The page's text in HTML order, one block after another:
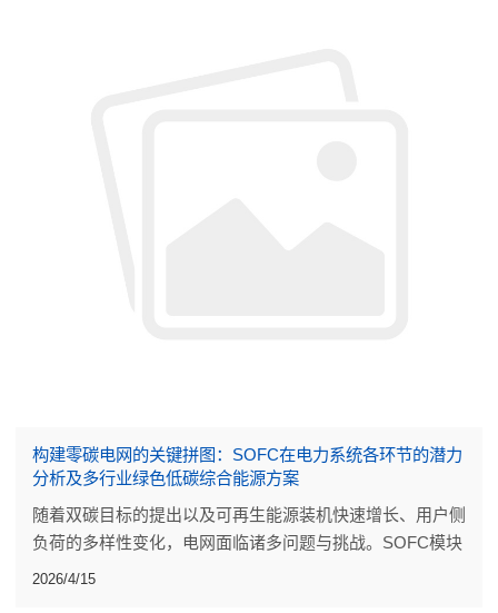
构建零碳电网的关键拼图：SOFC在电力系统各环节的潜力
分析及多行业绿色低碳综合能源方案
随着双碳目标的提出以及可再生能源装机快速增长、用户侧
负荷的多样性变化，电网面临诸多问题与挑战。SOFC模块
化发电和高温固体氧化物电解水制氢（SOEC）储能技术将
2026/4/15